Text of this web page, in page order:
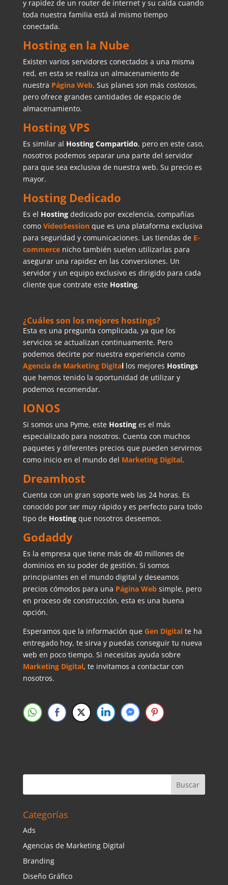
y rapidez de un router de internet y su caída cuando
toda nuestra familia está al mismo tiempo
conectada.
Hosting en la Nube
Existen varios servidores conectados a una misma
red, en esta se realiza un almacenamiento de
nuestra Página Web. Sus planes son más costosos,
pero ofrece grandes cantidades de espacio de
almacenamiento.
Hosting VPS
Es similar al Hosting Compartido, pero en este caso,
nosotros podemos separar una parte del servidor
para que sea exclusiva de nuestra web. Su precio es
mayor.
Hosting Dedicado
Es el Hostingdedicado por excelencia, compañías
como VideoSessionque es una plataforma exclusiva
para seguridad y comunicaciones. Las tiendas de E-
commercenicho también suelen utilizarlas para
asegurar una rapidez en las conversiones. Un
servidor y un equipo exclusivo es dirigido para cada
cliente que contrate este Hosting.
¿Cuáles son los mejores hostings?
Esta es una pregunta complicada, ya que los
servicios se actualizan continuamente. Pero
podemos decirte por nuestra experiencia como
Agencia de Marketing Digitallos mejores Hostings
que hemos tenido la oportunidad de utilizar y
podemos recomendar.
IONOS
Si somos una Pyme, este Hostinges el más
especializado para nosotros. Cuenta con muchos
paquetes y diferentes precios que pueden servirnos
como inicio en el mundo del Marketing Digital.
Dreamhost
Cuenta con un gran soporte web las 24 horas. Es
conocido por ser muy rápido y es perfecto para todo
tipo de Hostingque nosotros deseemos.
Godaddy
Es la empresa que tiene más de 40 millones de
dominios en su poder de gestión. Si somos
principiantes en el mundo digital y deseamos
precios cómodos para una Página Websimple, pero
en proceso de construcción, esta es una buena
opción.
Esperamos que la información que Gen Digitalte ha
entregado hoy, te sirva y puedas conseguir tu nueva
web en poco tiempo. Si necesitas ayuda sobre
Marketing Digital, te invitamos a contactar con
nosotros.
Categorías
Ads
Agencias de Marketing Digital
Branding
Diseño Gráfico